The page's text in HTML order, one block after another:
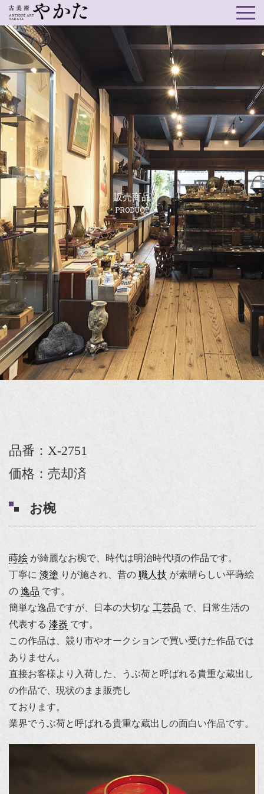
販売商品
PRODUCT
品番：X-2751
価格：売却済
お椀
蒔絵 が綺麗なお椀で、時代は明治時代頃の作品です。
丁寧に 漆塗 りが施され、昔の 職人技 が素晴らしい平蒔絵
の 逸品 です。
簡単な逸品ですが、日本の大切な 工芸品 で、日常生活の
代表する 漆器 です。
この作品は、競り市やオークションで買い受けた作品では
ありません。
直接お客様より入荷した、うぶ荷と呼ばれる貴重な蔵出し
の作品で、現状のまま販売し
ております。
業界でうぶ荷と呼ばれる貴重な蔵出しの面白い作品です。